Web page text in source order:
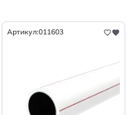
Артикул:011603